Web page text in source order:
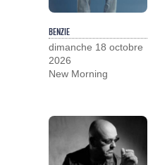
BENZIE
dimanche 18 octobre
2026
New Morning